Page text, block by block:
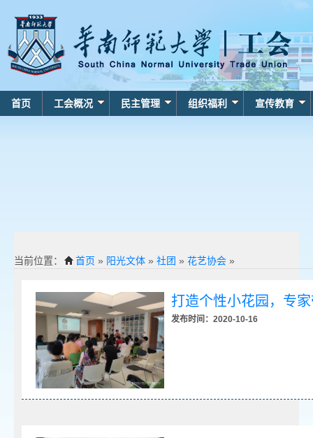
首页 工会概况 民主管理 组织福利 宣传教育
当前位置： 首页 » 阳光文体 » 社团 » 花艺协会 »
打造个性小花园，专
发布时间：2020-10-16